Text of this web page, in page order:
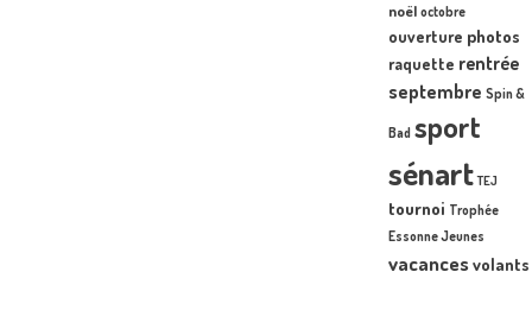
noël octobre
ouverture photos
raquette rentrée
septembre Spin &
Bad sport
sénart TEJ
tournoi Trophée
Essonne Jeunes
vacancesvolants